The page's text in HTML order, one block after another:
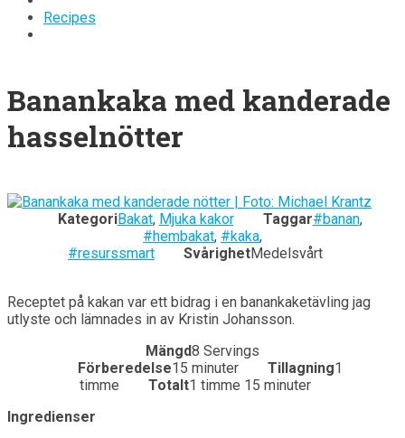
Recipes
Banankaka med kanderade
hasselnötter
KategoriBakat, Mjuka kakor Taggar#banan,
#hembakat, #kaka,
#resurssmart
SvårighetMedelsvårt
Receptet på kakan var ett bidrag i en banankaketävling jag
utlyste och lämnades in av Kristin Johansson.
Mängd8 Servings
Förberedelse15 minuter Tillagning1
timme
Totalt1 timme 15 minuter
Ingredienser